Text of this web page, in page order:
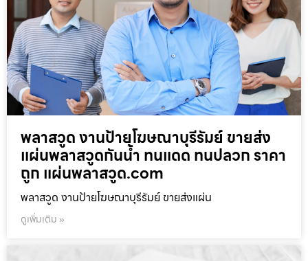
พลาสวูด งานป้ายโฆษณาบุรีรัมย์ ขายส่ง
แผ่นพลาสวูดกันน้ำ ทนแดด ทนปลวก ราคา
ถูก แผ่นพลาสวูด.com
พลาสวูด งานป้ายโฆษณาบุรีรัมย์ ขายส่งแผ่น
ดูเพิ่มเติม »